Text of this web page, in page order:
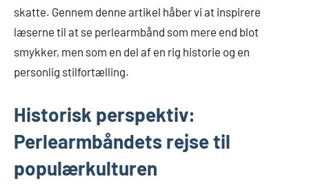
skatte. Gennem denne artikel håber vi at inspirere
læserne til at se perlearmbånd som mere end blot
smykker, men som en del af en rig historie og en
personlig stilfortælling.
Historisk perspektiv:
Perlearmbåndets rejse til
populærkulturen